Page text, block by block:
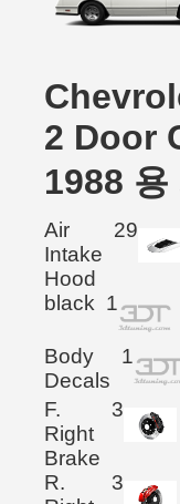
2 Door
1988 용
Air
Intake
Hood
29
black 1
Body
Decals
1
F.
Right
Brake
3
R.
3